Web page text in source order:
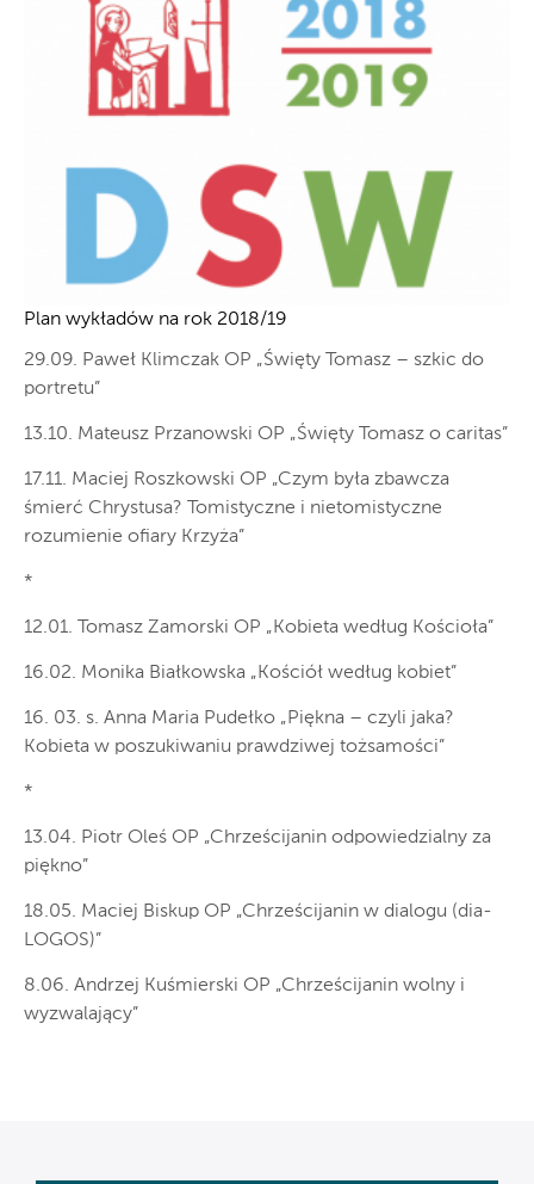
Plan wykładów na rok 2018/19
29.09. Paweł Klimczak OP „Święty Tomasz – szkic do
portretu”
13.10. Mateusz Przanowski OP „Święty Tomasz o caritas”
17.11. Maciej Roszkowski OP „Czym była zbawcza
śmierć Chrystusa? Tomistyczne i nietomistyczne
rozumienie ofiary Krzyża”
*
12.01. Tomasz Zamorski OP „Kobieta według Kościoła”
16.02. Monika Białkowska „Kościół według kobiet”
16. 03. s. Anna Maria Pudełko „Piękna – czyli jaka?
Kobieta w poszukiwaniu prawdziwej tożsamości”
*
13.04. Piotr Oleś OP „Chrześcijanin odpowiedzialny za
piękno”
18.05. Maciej Biskup OP „Chrześcijanin w dialogu (dia-
LOGOS)”
8.06. Andrzej Kuśmierski OP „Chrześcijanin wolny i
wyzwalający”